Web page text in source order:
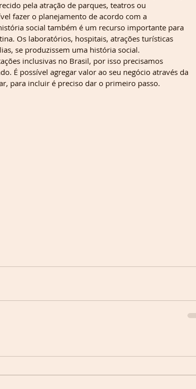
pela atração de parques, teatros ou
fazer o planejamento de acordo com a
social também é um recurso importante para
Os laboratórios, hospitais, atrações turísticas
se produzissem uma história social.
inclusivas no Brasil, por isso precisamos
É possível agregar valor ao seu negócio através da
para incluir é preciso dar o primeiro passo.